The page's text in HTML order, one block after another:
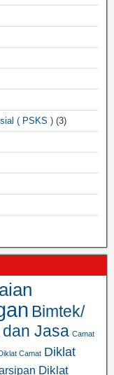
( PSKS ) (3)
Bimtek/
Jasa Camat
Camat Diklat
Diklat